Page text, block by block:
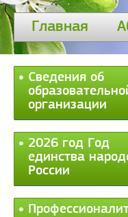
Главная
Сведения об
организации
2026 год Год
единства
России